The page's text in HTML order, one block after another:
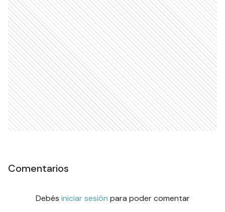
Comentarios
Debés iniciar sesión para poder comentar